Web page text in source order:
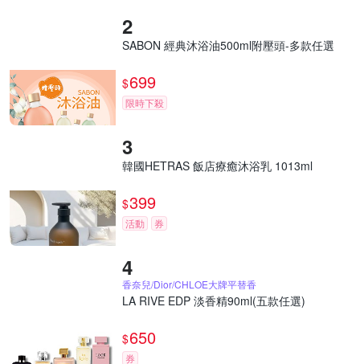
SABON 經典沐浴油500ml附壓頭-多款任選
$699
限時下殺
韓國HETRAS 飯店療癒沐浴乳 1013ml
$399
活動 券
香奈兒/Dior/CHLOE大牌平替香
LA RIVE EDP 淡香精90ml(五款任選)
$650
券